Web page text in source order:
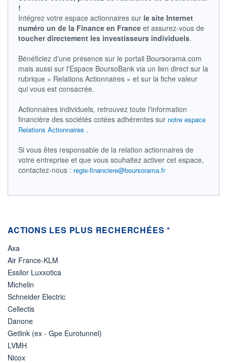
RENDEMENT
ESTIMÉ 2026
-
PER ESTIMÉ
2026
-
-
ÉLIGIBILITÉ
Non éligible
Boursobank
+ PORTEFEUILLE + LISTE
!
Intégrez votre espace actionnaires sur le site Internet
numéro un de la Finance en France et assurez-vous de
toucher directement les investisseurs individuels.
Bénéficiez d'une présence sur le portail Boursorama.com
mais aussi sur l'Espace BoursoBank via un lien direct sur la
rubrique « Relations Actionnaires » et sur la fiche valeur
qui vous est consacrée.
Actionnaires individuels, retrouvez toute l'information
financière des sociétés cotées adhérentes sur notre espace
Relations Actionnaires .
Si vous êtes responsable de la relation actionnaires de
votre entreprise et que vous souhaitez activer cet espace,
contactez-nous : regie-financiere@boursorama.fr
ACTIONS LES PLUS RECHERCHÉES *
Axa
Air France-KLM
Essilor Luxxotica
Michelin
Schneider Electric
Cellectis
Danone
Getlink (ex - Gpe Eurotunnel)
LVMH
Nicox